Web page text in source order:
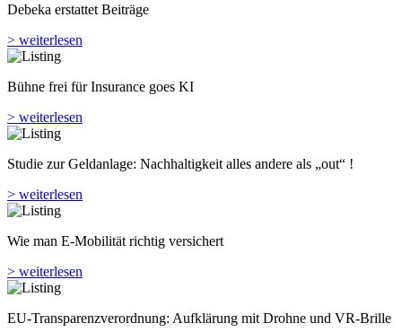
Debeka erstattet Beiträge
> weiterlesen
Bühne frei für Insurance goes KI
> weiterlesen
Studie zur Geldanlage: Nachhaltigkeit alles andere als „out“ !
> weiterlesen
Wie man E-Mobilität richtig versichert
> weiterlesen
EU-Transparenzverordnung: Aufklärung mit Drohne und VR-Brille